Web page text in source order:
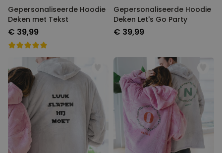
Gepersonaliseerde Hoodie
Deken met Tekst
€ 39,99
Gepersonaliseerde Hoodie
Deken Let's Go Party
€ 39,99